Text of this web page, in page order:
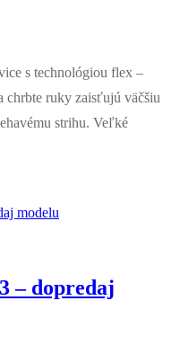
s technológiou flex –
chrbte ruky zaisťujú väčšiu
strihu. Veľké
– dopredaj